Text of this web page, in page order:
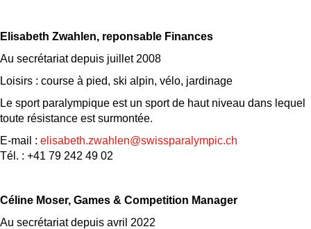
Elisabeth Zwahlen, reponsable Finances
Au secrétariat depuis juillet 2008
Loisirs : course à pied, ski alpin, vélo, jardinage
Le sport paralympique est un sport de haut niveau dans lequel
toute résistance est surmontée.
E-mail : elisabeth.zwahlen@swissparalympic.ch
Tél. : +41 79 242 49 02
Céline Moser, Games & Competition Manager
Au secrétariat depuis avril 2022